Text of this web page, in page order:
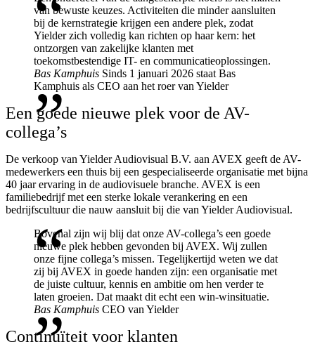
van bewuste keuzes. Activiteiten die minder aansluiten
bij de kernstrategie krijgen een andere plek, zodat
Yielder zich volledig kan richten op haar kern: het
ontzorgen van zakelijke klanten met
toekomstbestendige IT- en communicatieoplossingen.
Bas Kamphuis Sinds 1 januari 2026 staat Bas
Kamphuis als CEO aan het roer van Yielder
Een goede nieuwe plek voor de AV-
collega’s
De verkoop van Yielder Audiovisual B.V. aan AVEX geeft de AV-
medewerkers een thuis bij een gespecialiseerde organisatie met bijna
40 jaar ervaring in de audiovisuele branche. AVEX is een
familiebedrijf met een sterke lokale verankering en een
bedrijfscultuur die nauw aansluit bij die van Yielder Audiovisual.
Bovenal zijn wij blij dat onze AV-collega’s een goede
nieuwe plek hebben gevonden bij AVEX. Wij zullen
onze fijne collega’s missen. Tegelijkertijd weten we dat
zij bij AVEX in goede handen zijn: een organisatie met
de juiste cultuur, kennis en ambitie om hen verder te
laten groeien. Dat maakt dit echt een win-winsituatie.
Bas Kamphuis CEO van Yielder
Continuïteit voor klanten